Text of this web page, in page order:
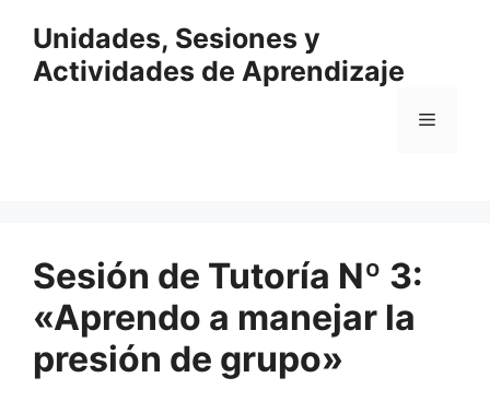
contenido
Unidades, Sesiones y
Actividades de Aprendizaje
Menú
Sesión de Tutoría Nº 3:
«Aprendo a manejar la
presión de grupo»